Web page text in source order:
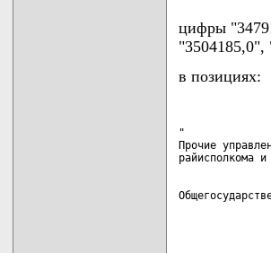
цифры
"3504185,0",
в позициях:
"
Прочие